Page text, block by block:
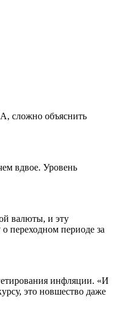
сложно объяснить
вдвое. Уровень
валюты, и эту
переходном периоде за
инфляции. «И
это новшество даже